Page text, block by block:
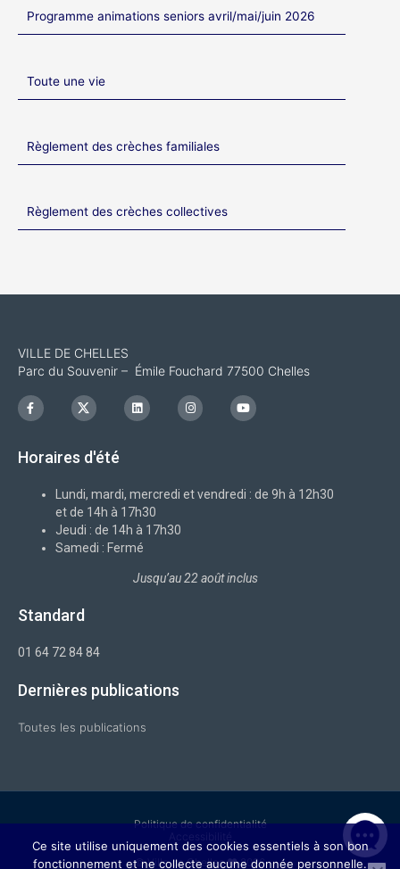
Programme animations seniors avril/mai/juin 2026
Toute une vie
Règlement des crèches familiales
Règlement des crèches collectives
VILLE DE CHELLES
Parc du Souvenir – Émile Fouchard 77500 Chelles
F
a
c
o
I
c
o
x
L
i
n
I
n
s
m
Y
o
u
Horaires d'été
Lundi, mardi, mercredi et vendredi : de 9h à 12h30
et de 14h à 17h30
Jeudi : de 14h à 17h30
Samedi : Fermé
Jusqu’au 22 août inclus
Standard
01 64 72 84 84
Dernières publications
Toutes les publications
Politique de confidentialité
© Ville de Chelles ❤ 2026
Ce site utilise uniquement des cookies essentiels à son bon
fonctionnement et ne collecte aucune donnée personnelle.